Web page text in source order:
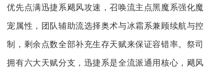
优先点满迅捷系飓风攻速，召唤流主点黑魔系强化魔
宠属性，团队辅助流选择奥术与冰霜系兼顾续航与控
制，剩余点数全部补充生存天赋来保证容错率。祭司
拥有六大天赋分支，迅捷系是全流派通用核心，飓风